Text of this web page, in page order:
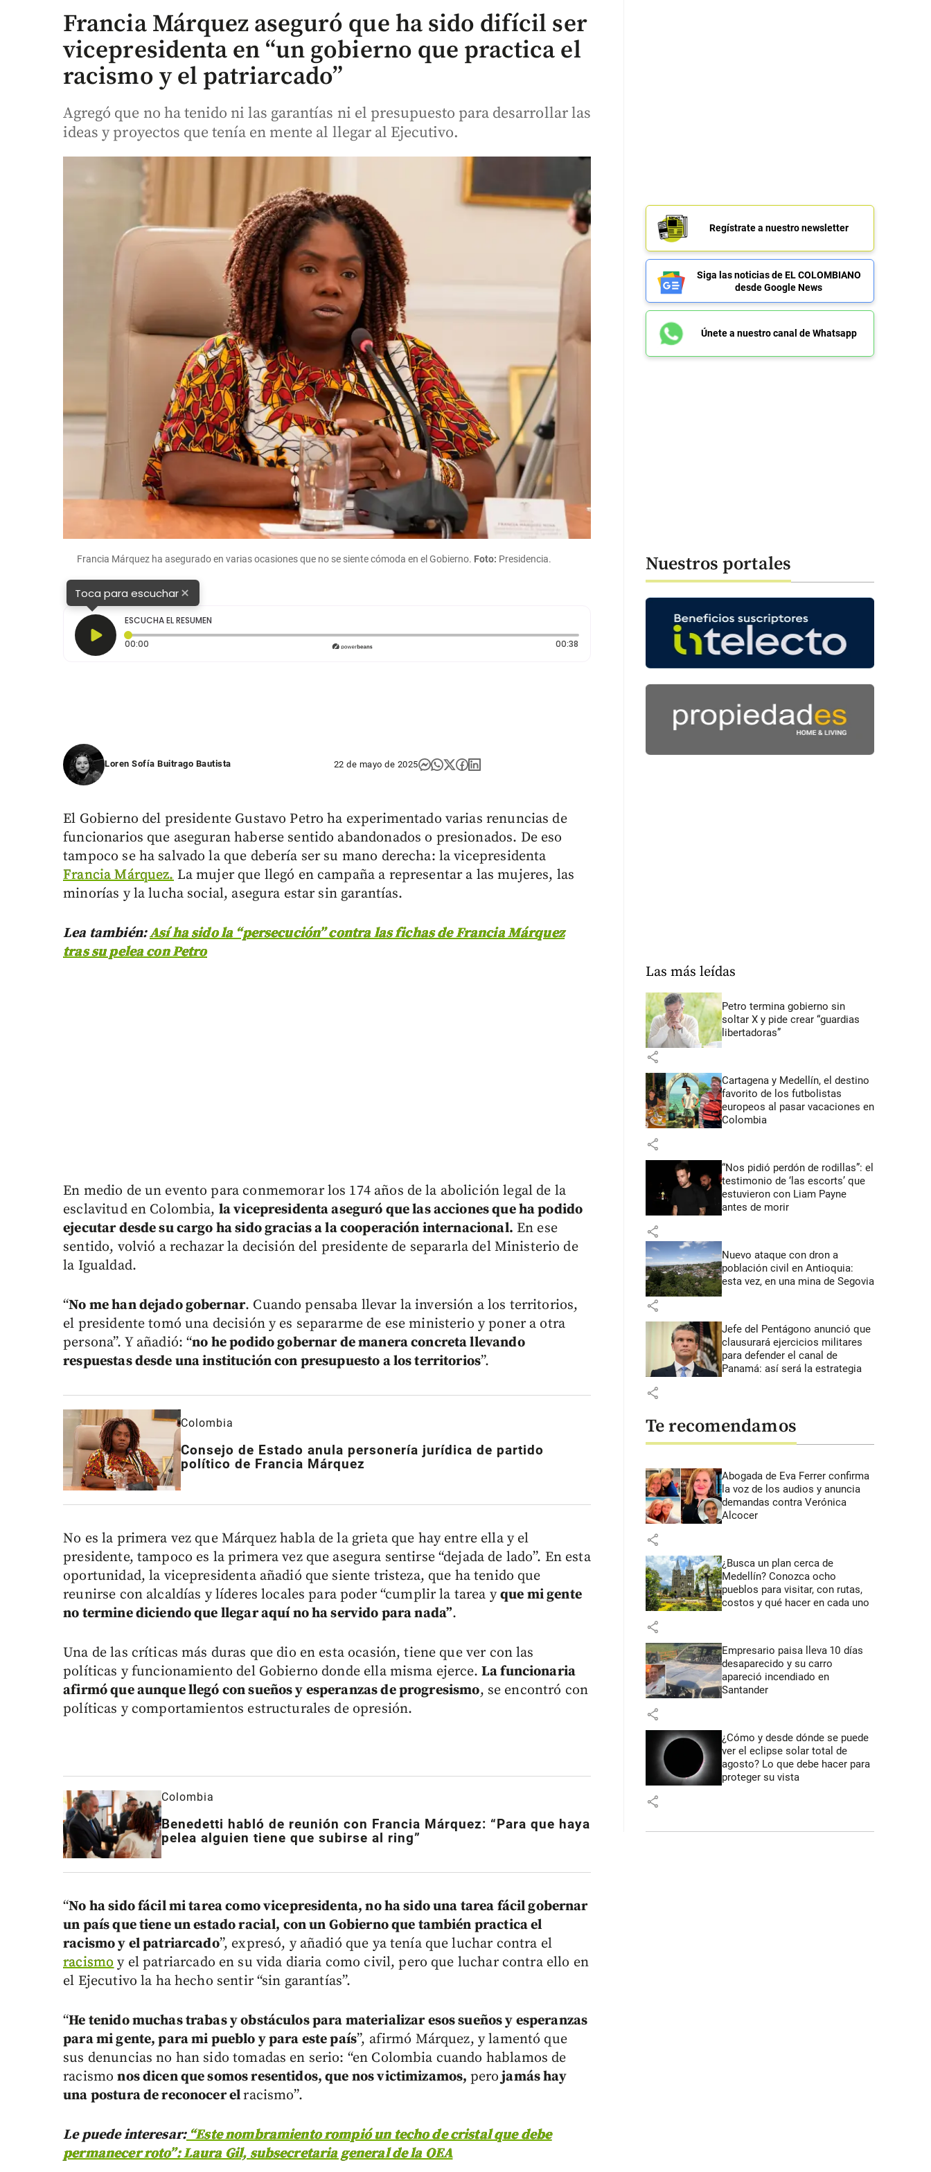
Francia Márquez aseguró que ha sido difícil ser
vicepresidenta en “un gobierno que practica el
racismo y el patriarcado”
Agregó que no ha tenido ni las garantías ni el presupuesto para desarrollar las
ideas y proyectos que tenía en mente al llegar al Ejecutivo.
Francia Márquez ha asegurado en varias ocasiones que no se siente cómoda en el Gobierno. Foto: Presidencia.
Toca para escuchar×
ESCUCHA EL RESUMEN
00:00
00:38
Loren Sofía Buitrago Bautista 22 de mayo de 2025
El Gobierno del presidente Gustavo Petro ha experimentado varias renuncias de
funcionarios que aseguran haberse sentido abandonados o presionados. De eso
tampoco se ha salvado la que debería ser su mano derecha: la vicepresidenta
Francia Márquez.La mujer que llegó en campaña a representar a las mujeres, las
minorías y la lucha social, asegura estar sin garantías.
Lea también:Así ha sido la “persecución” contra las fichas de Francia Márquez
tras su pelea con Petro
En medio de un evento para conmemorar los 174 años de la abolición legal de la
esclavitud en Colombia, la vicepresidenta aseguró que las acciones que ha podido
ejecutar desde su cargo ha sido gracias a la cooperación internacional. En ese
sentido, volvió a rechazar la decisión del presidente de separarla del Ministerio de
la Igualdad.
“No me han dejado gobernar. Cuando pensaba llevar la inversión a los territorios,
el presidente tomó una decisión y es separarme de ese ministerio y poner a otra
persona”. Y añadió: “no he podido gobernar de manera concreta llevando
respuestas desde una institución con presupuesto a los territorios”.
Colombia
Consejo de Estado anula personería jurídica de partido
político de Francia Márquez
No es la primera vez que Márquez habla de la grieta que hay entre ella y el
presidente, tampoco es la primera vez que asegura sentirse “dejada de lado”. En esta
oportunidad, la vicepresidenta añadió que siente tristeza, que ha tenido que
reunirse con alcaldías y líderes locales para poder “cumplir la tarea yque mi gente
no termine diciendo que llegar aquí no ha servido para nada”.
Una de las críticas más duras que dio en esta ocasión, tiene que ver con las
políticas y funcionamiento del Gobierno donde ella misma ejerce. La funcionaria
afirmó que aunque llegó con sueños y esperanzas de progresismo, se encontró con
políticas y comportamientos estructurales de opresión.
Colombia
Benedetti habló de reunión con Francia Márquez: “Para que haya
pelea alguien tiene que subirse al ring”
“No ha sido fácil mi tarea como vicepresidenta, no ha sido una tarea fácil gobernar
un país que tiene un estado racial, con un Gobierno que también practica el
racismo y el patriarcado”, expresó, y añadió que ya tenía que luchar contra el
racismo y el patriarcado en su vida diaria como civil, pero que luchar contra ello en
el Ejecutivo la ha hecho sentir “sin garantías”.
“He tenido muchas trabas y obstáculos para materializar esos sueños y esperanzas
para mi gente, para mi pueblo y para este país”, afirmó Márquez, y lamentó que
sus denuncias no han sido tomadas en serio: “en Colombia cuando hablamos de
racismonos dicen que somos resentidos, que nos victimizamos, pero jamás hay
una postura de reconocer elracismo”.
Le puede interesar:“Este nombramiento rompió un techo de cristal que debe
permanecer roto”: Laura Gil, subsecretaria general de la OEA
Regístrate a nuestro newsletter
Siga las noticias de EL COLOMBIANO
desde Google News
Únete a nuestro canal de Whatsapp
Nuestros portales
Las más leídas
Petro termina gobierno sin
soltar X y pide crear “guardias
libertadoras”
share
Cartagena y Medellín, el destino
favorito de los futbolistas
europeos al pasar vacaciones en
Colombia
share
“Nos pidió perdón de rodillas”: el
testimonio de ‘las escorts’ que
estuvieron con Liam Payne
antes de morir
share
Nuevo ataque con dron a
población civil en Antioquia:
esta vez, en una mina de Segovia
share
Jefe del Pentágono anunció que
clausurará ejercicios militares
para defender el canal de
Panamá: así será la estrategia
share
Te recomendamos
Abogada de Eva Ferrer confirma
la voz de los audios y anuncia
demandas contra Verónica
Alcocer
share
¿Busca un plan cerca de
Medellín? Conozca ocho
pueblos para visitar, con rutas,
costos y qué hacer en cada uno
share
Empresario paisa lleva 10 días
desaparecido y su carro
apareció incendiado en
Santander
share
¿Cómo y desde dónde se puede
ver el eclipse solar total de
agosto? Lo que debe hacer para
proteger su vista
share